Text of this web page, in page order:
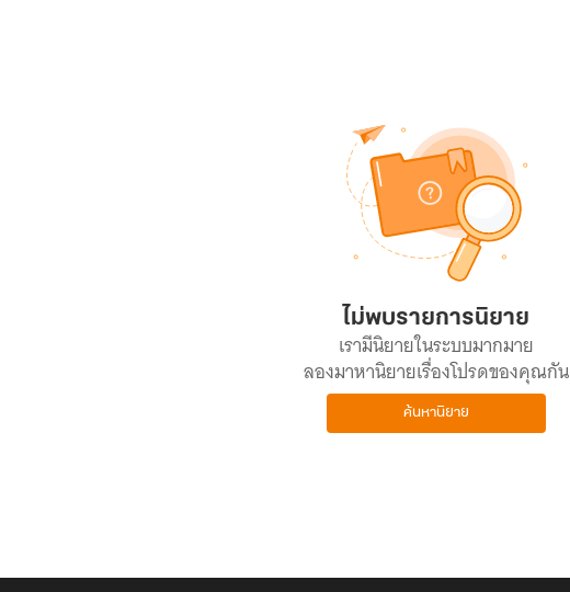
ไม่พบรายการนิยาย
เรามีนิยายในระบบมากมาย
ลองมาหานิยายเรื่องโปรดของคุณกัน
ค้นหานิยาย